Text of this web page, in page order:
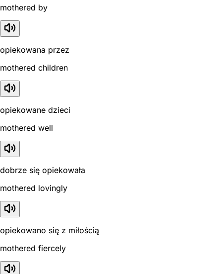
mothered by
opiekowana przez
mothered children
opiekowane dzieci
mothered well
dobrze się opiekowała
mothered lovingly
opiekowano się z miłością
mothered fiercely